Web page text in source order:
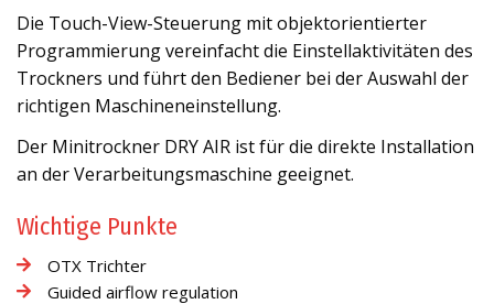
Die Touch-View-Steuerung mit objektorientierter
Programmierung vereinfacht die Einstellaktivitäten des
Trockners und führt den Bediener bei der Auswahl der
richtigen Maschineneinstellung.
Der Minitrockner DRY AIR ist für die direkte Installation
an der Verarbeitungsmaschine geeignet.
Wichtige Punkte
OTX Trichter
Guided airflow regulation